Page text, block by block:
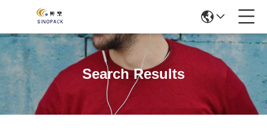
Search Results